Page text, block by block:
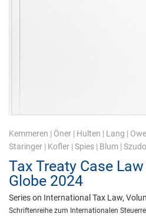
Kemmeren | Öner | Hulten | Lang |
Staringer | Kofler | Spies | Blum |
Tax Treaty Case
Globe 2024
Series on International Tax Law,
Schriftenreihe zum Internationalen